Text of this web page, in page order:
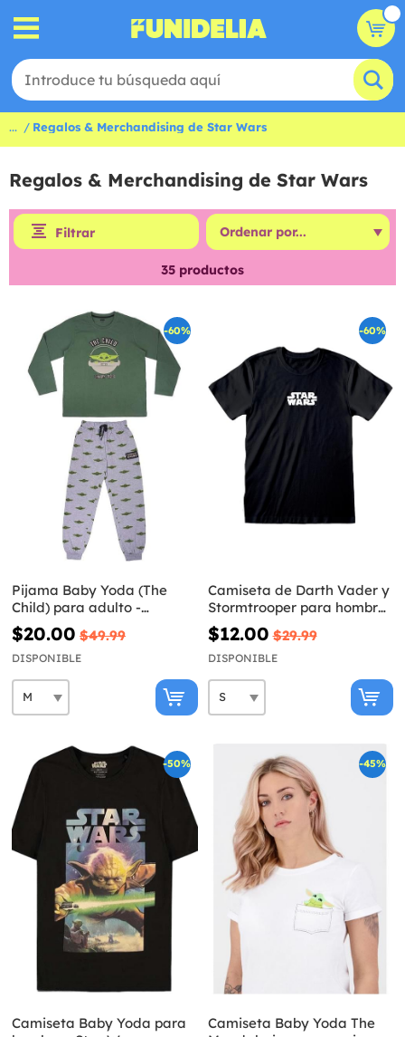
... Regalos & Merchandising de Star Wars
Regalos & Merchandising de Star Wars
Filtrar
35 productos
-60%
Pijama Baby Yoda (The
Child) para adulto -
Mandalorian
$20.00 $49.99
DISPONIBLE
-60%
Camiseta de Darth Vader y
Stormtrooper para hombre
- Star Wars
$12.00 $29.99
DISPONIBLE
-50%
Camiseta Baby Yoda para
-45%
Camiseta Baby Yoda The